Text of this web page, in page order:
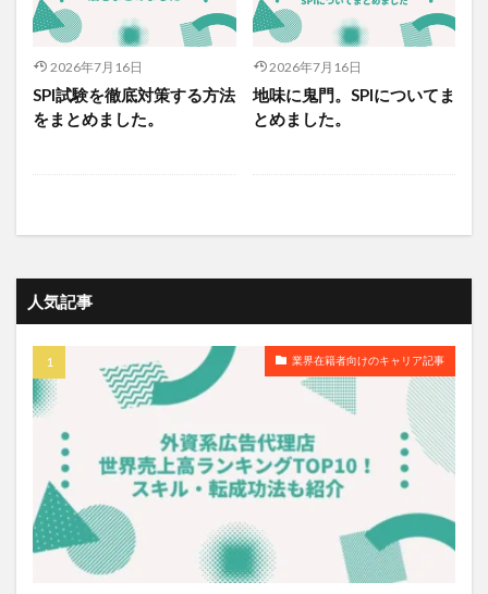
2026年7月16日
SPI試験を徹底対策する方法
をまとめました。
2026年7月16日
地味に鬼門。SPIについてま
とめました。
人気記事
業界在籍者向けのキャリア記事